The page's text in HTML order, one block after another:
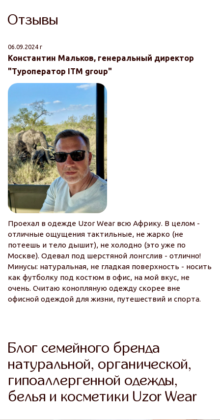
Отзывы
06.09.2024 г
Константин Мальков, генеральный директор
"Туроператор ITM group"
Проехал в одежде Uzor Wear всю Африку. В целом -
отличные ощущения тактильные, не жарко (не
потеешь и тело дышит), не холодно (это уже по
Москве). Одевал под шерстяной лонгслив - отлично!
Минусы: натуральная, не гладкая поверхность - носить
как футболку под костюм в офис, на мой вкус, не
очень. Считаю конопляную одежду скорее вне
офисной одеждой для жизни, путешествий и спорта.
Блог семейного бренда
натуральной, органической,
гипоаллергенной одежды,
белья и косметики Uzor Wear